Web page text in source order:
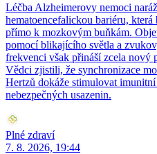
Léčba Alzheimerovy nemoci
hematoencefalickou bariéru,
přímo k mozkovým buňkám.
pomocí blikajícího světla a
frekvenci však přináší zcela nový
Vědci zjistili, že synchronizace
Hertzů dokáže stimulovat
nebezpečných usazenin.
Plné zdraví
7. 8. 2026, 19:44